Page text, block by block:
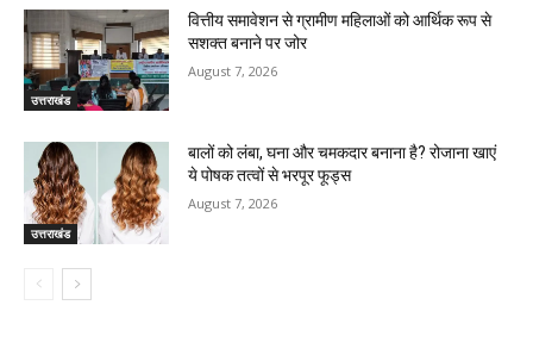
उत्तराखंड
वित्तीय समावेशन से ग्रामीण महिलाओं को आर्थिक रूप से
सशक्त बनाने पर जोर
August 7, 2026
उत्तराखंड
बालों को लंबा, घना और चमकदार बनाना है? रोजाना खाएं
ये पोषक तत्वों से भरपूर फूड्स
August 7, 2026